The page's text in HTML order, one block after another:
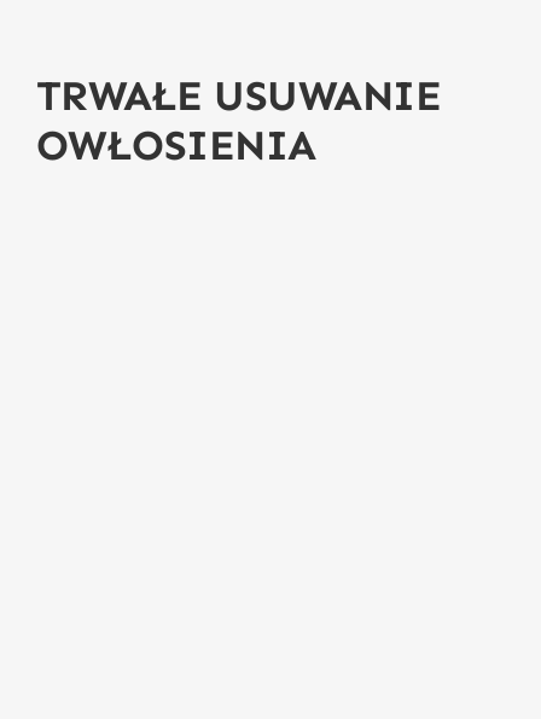
TRWAŁE USUWANIE
OWŁOSIENIA